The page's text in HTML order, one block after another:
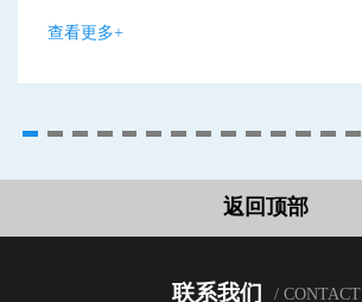
查看更多+
返回顶部
联系我们 / CONTACT